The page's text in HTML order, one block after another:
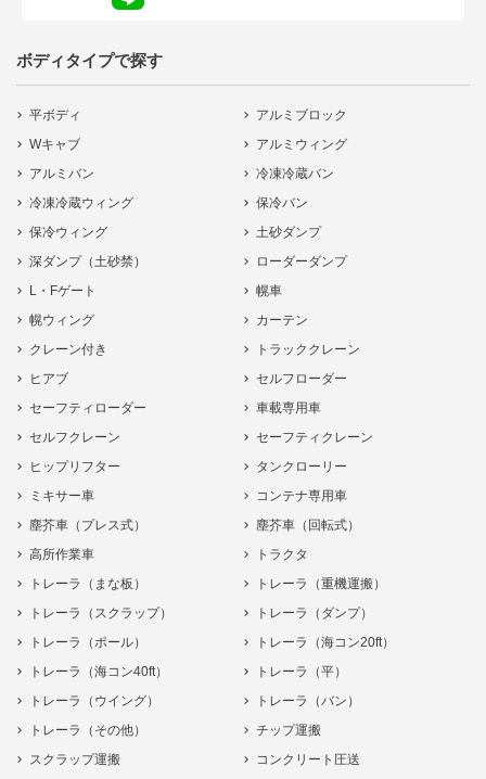
ボディタイプで探す
平ボディ
アルミブロック
Wキャブ
アルミウィング
アルミバン
冷凍冷蔵バン
冷凍冷蔵ウィング
保冷バン
保冷ウィング
土砂ダンプ
深ダンプ（土砂禁）
ローダーダンプ
L・Fゲート
幌車
幌ウィング
カーテン
クレーン付き
トラッククレーン
ヒアブ
セルフローダー
セーフティローダー
車載専用車
セルフクレーン
セーフティクレーン
ヒップリフター
タンクローリー
ミキサー車
コンテナ専用車
塵芥車（プレス式）
塵芥車（回転式）
高所作業車
トラクタ
トレーラ（まな板）
トレーラ（重機運搬）
トレーラ（スクラップ）
トレーラ（ダンプ）
トレーラ（ポール）
トレーラ（海コン20ft）
トレーラ（海コン40ft）
トレーラ（平）
トレーラ（ウイング）
トレーラ（バン）
トレーラ（その他）
チップ運搬
スクラップ運搬
コンクリート圧送